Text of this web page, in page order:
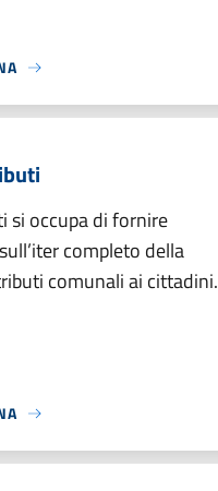
si occupa di fornire
completo della
comunali ai cittadini.